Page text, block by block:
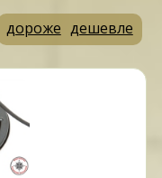
дороже дешевле